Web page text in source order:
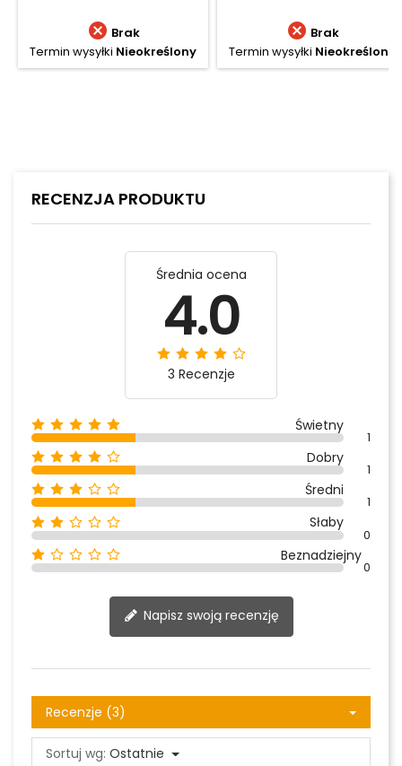
 Brak
Termin wysyłki Nieokreślony
 Brak
Termin wysyłki Nieokreślony
RECENZJA PRODUKTU
Średnia ocena
4.0
3 Recenzje
Świetny
1
Dobry
1
Średni
1
Słaby
0
Beznadziejny
0
Napisz swoją recenzję
Recenzje (3)
Sortuj wg: Ostatnie